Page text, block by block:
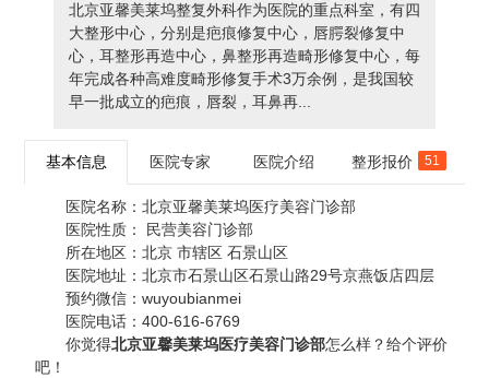
北京亚馨美莱坞整复外科作为医院的重点科室，有四
大整形中心，分别是疤痕修复中心，唇腭裂修复中
心，耳整形再造中心，鼻整形再造畸形修复中心，每
年完成各种高难度畸形修复手术3万余例，是我国较
早一批成立的疤痕，唇裂，耳鼻再...
基本信息 医院专家 医院介绍 整形报价 51
医院名称：北京亚馨美莱坞医疗美容门诊部
医院性质：
民营美容门诊部
所在地区：北京 市辖区 石景山区
医院地址：北京市石景山区石景山路29号京燕饭店四层
预约微信：wuyoubianmei
医院电话：400-616-6769
你觉得北京亚馨美莱坞医疗美容门诊部怎么样？给个评价
吧！